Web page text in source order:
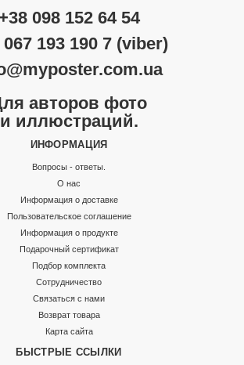
+38 098 152 64 54
067 193 190 7 (viber)
авторов фото
и иллюстраций.
ИНФОРМАЦИЯ
Вопросы - ответы.
О нас
Информация о доставке
Пользовательское соглашение
Информация о продукте
Подарочный сертификат
Подбор комплекта
Сотрудничество
Связаться с нами
Возврат товара
Карта сайта
БЫСТРЫЕ ССЫЛКИ